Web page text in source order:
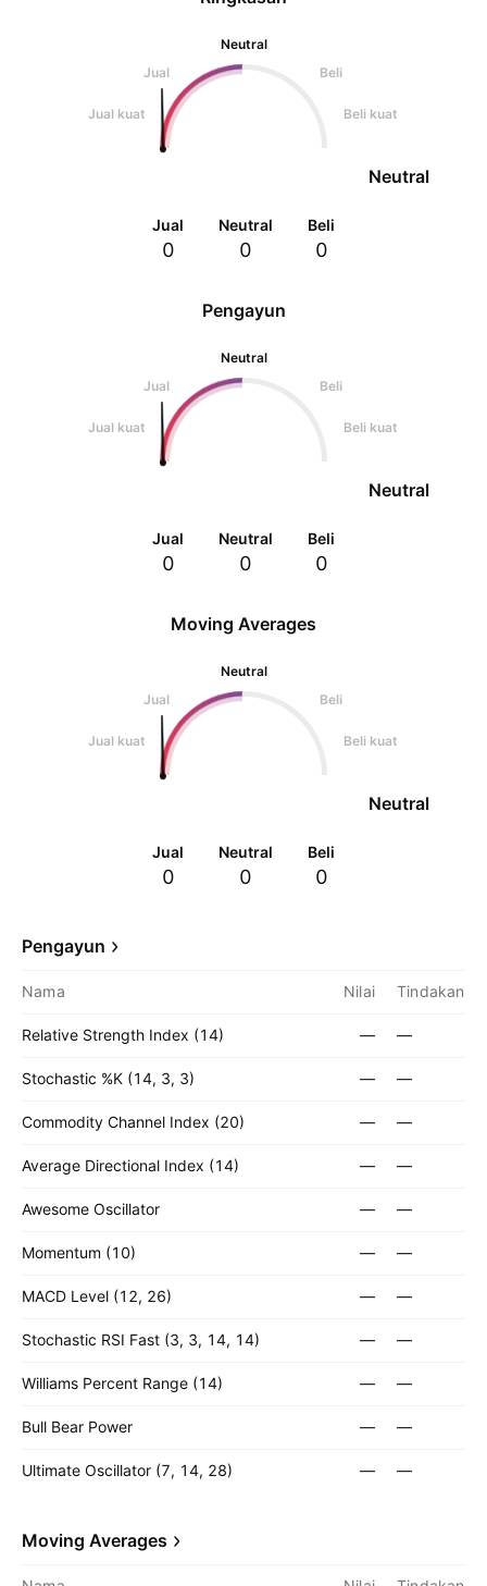
Pengayun
Neutral
Jual
Beli
Jual kuat Beli kuat
Neutral
Jual
0
Neutral
0
Beli
0
Neutral
Jual
Beli
Jual kuat Beli kuat
Neutral
Jual
0
Neutral
0
Beli
0
Moving Averages
Neutral
Jual
Beli
Jual kuat Beli kuat
Neutral
Jual
0
Neutral
0
Beli
0
Pengayun
Nama Nilai Tindakan
Relative Strength Index (14) — —
Stochastic %K (14, 3, 3) — —
Commodity Channel Index (20) — —
Average Directional Index (14) — —
Awesome Oscillator — —
Momentum (10) — —
MACD Level (12, 26) — —
Stochastic RSI Fast (3, 3, 14, 14) — —
Williams Percent Range (14) — —
Bull Bear Power — —
Ultimate Oscillator (7, 14, 28) — —
Moving Averages